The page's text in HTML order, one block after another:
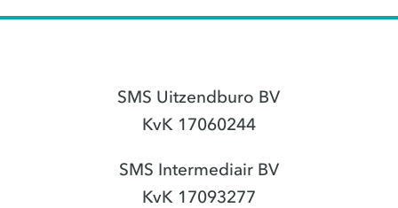
SMS Uitzendburo BV
KvK 17060244
SMS Intermediair BV
KvK 17093277